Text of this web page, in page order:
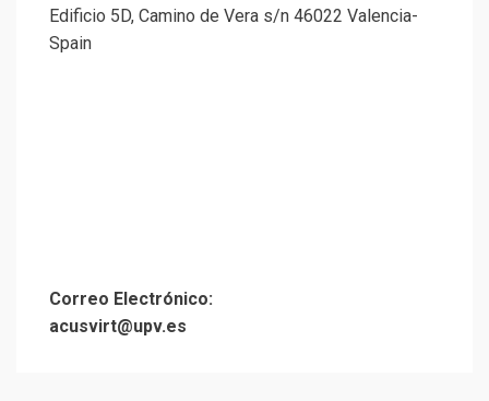
Edificio 5D, Camino de Vera s/n 46022 Valencia-
Spain
Correo Electrónico:
acusvirt@upv.es